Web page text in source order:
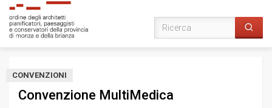
CONVENZIONI
Convenzione MultiMedica